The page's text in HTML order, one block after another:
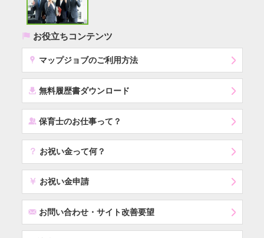
( お役立ちコンテンツ
x マップジョブのご利用方法
í 無料履歴書ダウンロード
‰ 保育士のお仕事って？
？ お祝い金って何？
￥ お祝い金申請
Fお問い合わせ・サイト改善要望